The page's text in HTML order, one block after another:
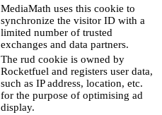
MediaMath uses this cookie to
synchronize the visitor ID with a
limited number of trusted
exchanges and data partners.
The rud cookie is owned by
Rocketfuel and registers user data,
such as IP address, location, etc.
for the purpose of optimising ad
display.